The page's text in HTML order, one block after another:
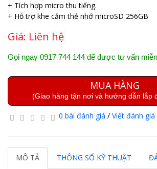
+ Tích hợp micro thu tiếng.
+ Hỗ trợ khe cắm thẻ nhớ microSD 256GB
Giá: Liên hệ
Gọi ngay 0917 744 144 để được tư vấn
MUA HÀNG
(Giao hàng tận nơi và hướng dẫn lắp
0 bài đánh giá / Viết đánh giá
MÔ TẢ THÔNG SỐ KỸ THUẬT